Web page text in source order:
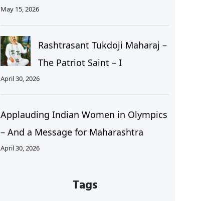
May 15, 2026
Rashtrasant Tukdoji Maharaj –
The Patriot Saint – I
April 30, 2026
Applauding Indian Women in Olympics
– And a Message for Maharashtra
April 30, 2026
Tags